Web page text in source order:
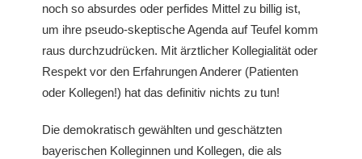
noch so absurdes oder perfides Mittel zu billig ist,
um ihre pseudo-skeptische Agenda auf Teufel komm
raus durchzudrücken. Mit ärztlicher Kollegialität oder
Respekt vor den Erfahrungen Anderer (Patienten
oder Kollegen!) hat das definitiv nichts zu tun!
Die demokratisch gewählten und geschätzten
bayerischen Kolleginnen und Kollegen, die als